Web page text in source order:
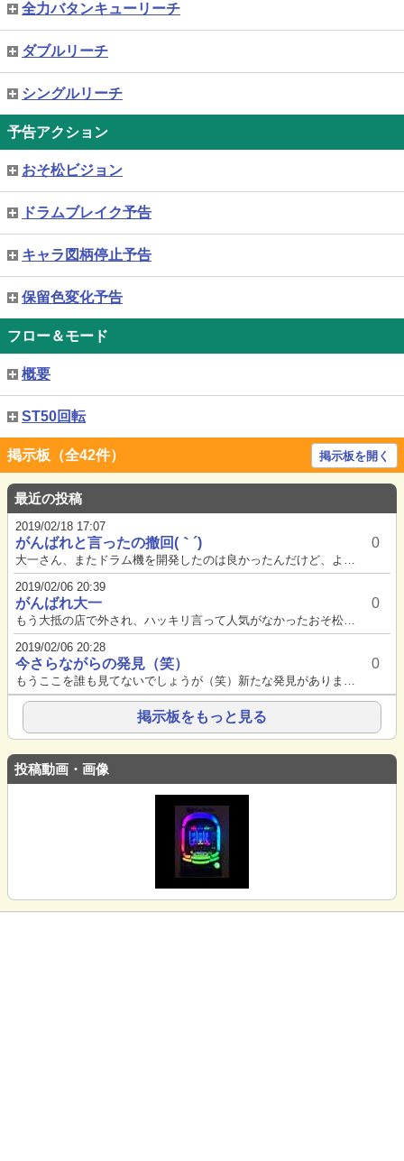
全力バタンキューリーチ
ダブルリーチ
シングルリーチ
予告アクション
おそ松ビジョン
ドラムブレイク予告
キャラ図柄停止予告
保留色変化予告
フロー＆モード
概要
ST50回転
掲示板（全42件） 掲示板を開く
最近の投稿
2019/02/18 17:07
がんばれと言ったの撤回(｀´)
大一さん、またドラム機を開発したのは良かったんだけど、よりによって私がこよなく愛するフィーバークイーンを比較対象にして『...
0
2019/02/06 20:39
がんばれ大一
もう大抵の店で外され、ハッキリ言って人気がなかったおそ松のドラムですが、ドラムのエヴァンゲリオンや、ドラムゴルゴ13より...
0
2019/02/06 20:28
今さらながらの発見（笑）
もうここを誰も見てないでしょうが（笑）新たな発見がありました。キャラ図柄停止予告があると、7中段シングルリーチ→発展でダ...
0
掲示板をもっと見る
投稿動画・画像